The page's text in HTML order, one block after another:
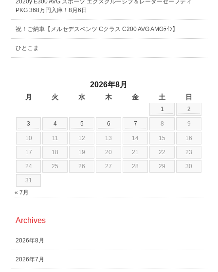
2020y E300 AVG スポーツ エクスクルーシブ＆レーダーセーフティ
PKG 368万円入庫！8月6日
祝！ご納車【メルセデスベンツ Cクラス C200 AVG AMGﾗｲﾝ】
ひとこま
2026年8月
月 火 水 木 金 土 日
1 2
3 4 5 6 7 8 9
10 11 12 13 14 15 16
17 18 19 20 21 22 23
24 25 26 27 28 29 30
31
« 7月
Archives
2026年8月
2026年7月